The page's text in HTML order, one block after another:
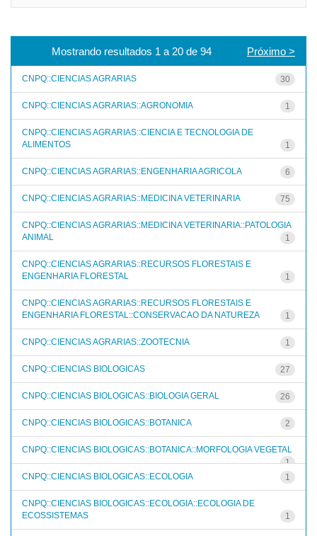
Mostrando resultados 1 a 20 de 94 Próximo >
CNPQ::CIENCIAS AGRARIAS 30
CNPQ::CIENCIAS AGRARIAS::AGRONOMIA 1
CNPQ::CIENCIAS AGRARIAS::CIENCIA E TECNOLOGIA DE
ALIMENTOS
1
CNPQ::CIENCIAS AGRARIAS::ENGENHARIA AGRICOLA 6
CNPQ::CIENCIAS AGRARIAS::MEDICINA VETERINARIA 75
CNPQ::CIENCIAS AGRARIAS::MEDICINA VETERINARIA::PATOLOGIA
ANIMAL
1
CNPQ::CIENCIAS AGRARIAS::RECURSOS FLORESTAIS E
ENGENHARIA FLORESTAL
1
CNPQ::CIENCIAS AGRARIAS::RECURSOS FLORESTAIS E
ENGENHARIA FLORESTAL::CONSERVACAO DA NATUREZA
1
CNPQ::CIENCIAS AGRARIAS::ZOOTECNIA 1
CNPQ::CIENCIAS BIOLOGICAS 27
CNPQ::CIENCIAS BIOLOGICAS::BIOLOGIA GERAL 26
CNPQ::CIENCIAS BIOLOGICAS::BOTANICA 2
CNPQ::CIENCIAS BIOLOGICAS::BOTANICA::MORFOLOGIA VEGETAL
1
CNPQ::CIENCIAS BIOLOGICAS::ECOLOGIA
1
CNPQ::CIENCIAS BIOLOGICAS::ECOLOGIA::ECOLOGIA DE
ECOSSISTEMAS
1